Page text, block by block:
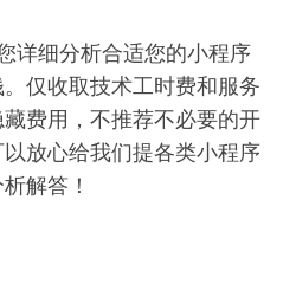
详细分析合适您的小程序
仅收取技术工时费和服务
费用，不推荐不必要的开
放心给我们提各类小程序
解答！